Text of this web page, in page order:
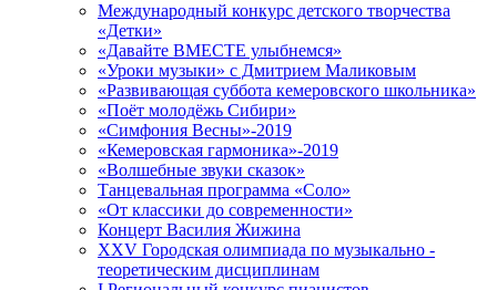
Международный конкурс детского творчества
«Детки»
«Давайте ВМЕСТЕ улыбнемся»
«Уроки музыки» с Дмитрием Маликовым
«Развивающая суббота кемеровского школьника»
«Поёт молодёжь Сибири»
«Симфония Весны»-2019
«Кемеровская гармоника»-2019
«Волшебные звуки сказок»
Танцевальная программа «Соло»
«От классики до современности»
Концерт Василия Жижина
ХХV Городская олимпиада по музыкально -
теоретическим дисциплинам